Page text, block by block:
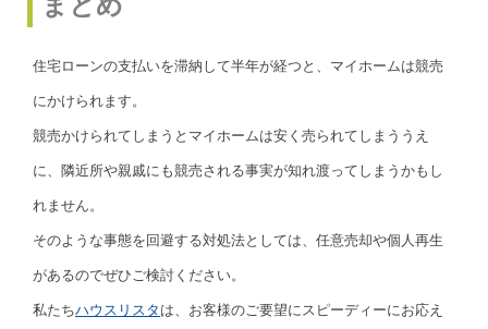
住宅ローンの支払いを滞納して半年が経つと、マイホームは競売
にかけられます。
競売かけられてしまうとマイホームは安く売られてしまううえ
に、隣近所や親戚にも競売される事実が知れ渡ってしまうかもし
れません。
そのような事態を回避する対処法としては、任意売却や個人再生
があるのでぜひご検討ください。
私たちハウスリスタ は、お客様のご要望にスピーディーにお応え